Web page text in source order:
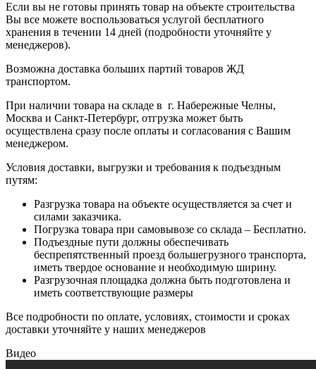
Если вы не готовы принять товар на объекте строительства
Вы все можете воспользоваться услугой бесплатного
хранения в течении 14 дней (подробности уточняйте у
менеджеров).
Возможна доставка больших партий товаров ЖД
транспортом.
При наличии товара на складе в г. Набережные Челны,
Москва и Санкт-Петербург, отгрузка может быть
осуществлена сразу после оплаты и согласования с Вашим
менеджером.
Условия доставки, выгрузки и требования к подъездным
путям:
Разгрузка товара на объекте осуществляется за счет и
силами заказчика.
Погрузка товара при самовывозе со склада – Бесплатно.
Подъездные пути должны обеспечивать
беспрепятственный проезд большегрузного транспорта,
иметь твердое основание и необходимую ширину.
Разгрузочная площадка должна быть подготовлена и
иметь соответствующие размеры
Все подробности по оплате, условиях, стоимости и сроках
доставки уточняйте у наших менеджеров
Видео